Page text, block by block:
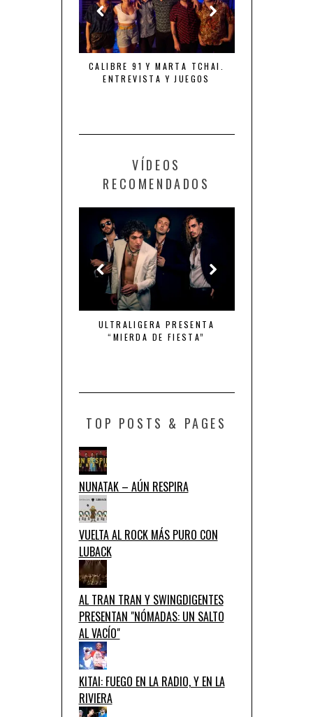
CALIBRE 91 Y MARTA TCHAI.
ENTREVISTA Y JUEGOS
VÍDEOS
RECOMENDADOS
ULTRALIGERA PRESENTA
“MIERDA DE FIESTA”
TOP POSTS & PAGES
NUNATAK – AÚN RESPIRA
VUELTA AL ROCK MÁS PURO CON
LUBACK
AL TRAN TRAN Y SWINGDIGENTES
PRESENTAN "NÓMADAS: UN SALTO
AL VACÍO"
KITAI: FUEGO EN LA RADIO, Y EN LA
RIVIERA